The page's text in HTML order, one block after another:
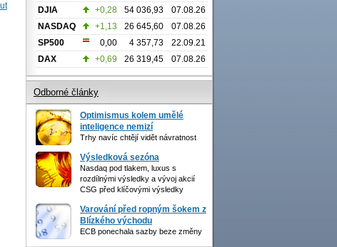
DJIA
+0,28 54 036,93
07.08.26
NASDAQ
+1,13 26 645,60
07.08.26
SP500
0,00 4 357,73
22.09.21
DAX
+0,69 26 319,45 07.08.26
Odborné články
Optimismus kolem umělé
inteligence nemizí
Trhy navíc chtějí vidět návratnost
Výsledková sezóna
Nasdaq pod tlakem, luxus s
rozdílnými výsledky a vývoj akcií
CSG před klíčovými výsledky
Varování před ropným šokem z
Blízkého východu
ECB ponechala sazby beze změny